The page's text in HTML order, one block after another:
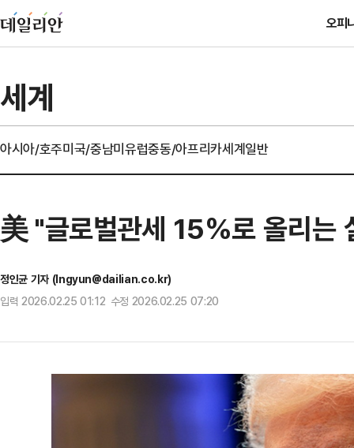
오피
세계
아시아/호주미국/중남미유럽중동/아프리카세계일반
美 "글로벌관세 15%로 올리는
정인균 기자 (Ingyun@dailian.co.kr)
입력 2026.02.25 01:12 수정 2026.02.25 07:20